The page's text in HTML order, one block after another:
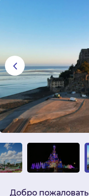
Добро